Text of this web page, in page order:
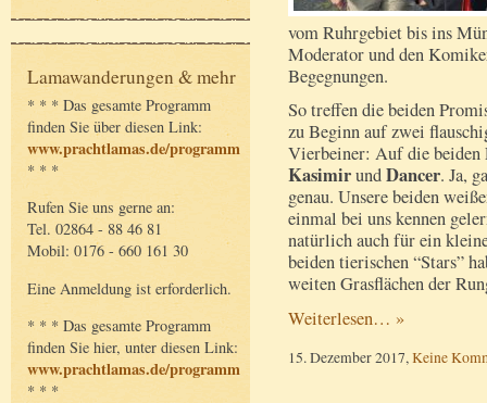
Lamawanderungen & mehr
* * * Das gesamte Programm
finden Sie über diesen Link:
www.prachtlamas.de/programm
* * *
Rufen Sie uns gerne an:
Tel. 02864 - 88 46 81
Mobil: 0176 - 660 161 30
Eine Anmeldung ist erforderlich.
* * * Das gesamte Programm
finden Sie hier, unter diesen Link:
www.prachtlamas.de/programm
* * *
vom Ruhrgebiet bis ins
Moderator und den
Begegnungen.
So treffen die beiden
zu Beginn auf zwei
Vierbeiner: Auf die beiden
KasimirundDancer. Ja,
genau. Unsere beiden
einmal bei uns kennen
natürlich auch für ein
beiden tierischen “Stars”
weiten Grasflächen der
Weiterlesen… »
15. Dezember 2017,Keine